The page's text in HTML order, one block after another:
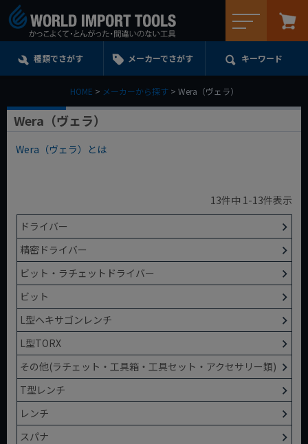
種類でさがす メーカーでさがす キーワード
HOME メーカーから探す Wera（ヴェラ）
Wera（ヴェラ）
Wera（ヴェラ）とは
13件中 1-13件表示
ドライバー
精密ドライバー
ビット・ラチェットドライバー
ビット
L型ヘキサゴンレンチ
L型TORX
その他(ラチェット・工具箱・工具セット・アクセサリー類)
T型レンチ
レンチ
スパナ